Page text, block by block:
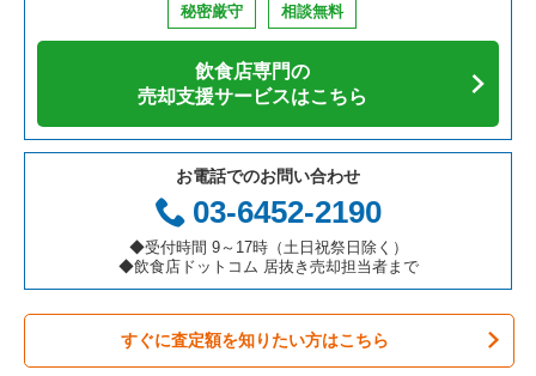
カフェの居抜き売却物件の案件一覧
テイクアウトの居抜き売却物件の案件一覧
お弁当・惣菜・デリの居抜き売却物件の案件一覧
カラオケ・パブ・スナックの居抜き売却物件の案件一覧
バーの居抜き売却物件の案件一覧
居酒屋・ダイニングバーの居抜き売却物件の案件一覧
愛知県の飲食店の居抜き売却物件の案件一覧
岐阜県の飲食店の居抜き売却物件の案件一覧
三重県の飲食店の居抜き売却物件の案件一覧
大阪市福島区の飲食店の居抜き売却物件の案件一覧
豊中市の飲食店の居抜き売却物件の案件一覧
大阪市都島区の飲食店の居抜き売却物件の案件一覧
大阪市阿倍野区の飲食店の居抜き売却物件の案件一覧
東大阪市の飲食店の居抜き売却物件の案件一覧
吹田市の飲食店の居抜き売却物件の案件一覧
大阪府の焼肉の居抜き売却物件の案件一覧
大阪府の鉄板焼き・お好み焼の居抜き売却物件の案件一覧
大阪府のアジア料理の居抜き売却物件の案件一覧
大阪府のカフェの居抜き売却物件の案件一覧
大阪府のテイクアウトの居抜き売却物件の案件一覧
大阪府のお弁当・惣菜・デリの居抜き売却物件の案件一覧
大阪市西区のアジア料理の居抜き売却物件の案件一覧
大阪市西区のカフェの居抜き売却物件の案件一覧
大阪市西区のバーの居抜き売却物件の案件一覧
大阪市西区の居酒屋・ダイニングバーの居抜き売却物件の案件
大阪市西区の和食の居抜き売却物件の案件一覧
大阪市西区の洋食の居抜き売却物件の案件一覧
秘密厳守 相談無料
飲食店専門の
売却支援サービスはこちら
お電話でのお問い合わせ
03-6452-2190
◆受付時間 9～17時（土日祝祭日除く）
◆飲食店ドットコム 居抜き売却担当者まで
すぐに査定額を知りたい方はこちら